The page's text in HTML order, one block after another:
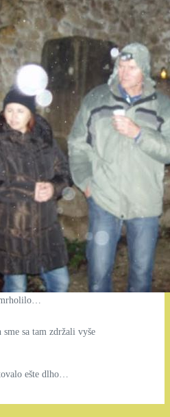
sa tam zdržali vyše
ešte dlho…